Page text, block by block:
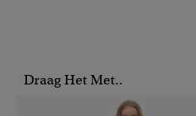
Draag Het Met..